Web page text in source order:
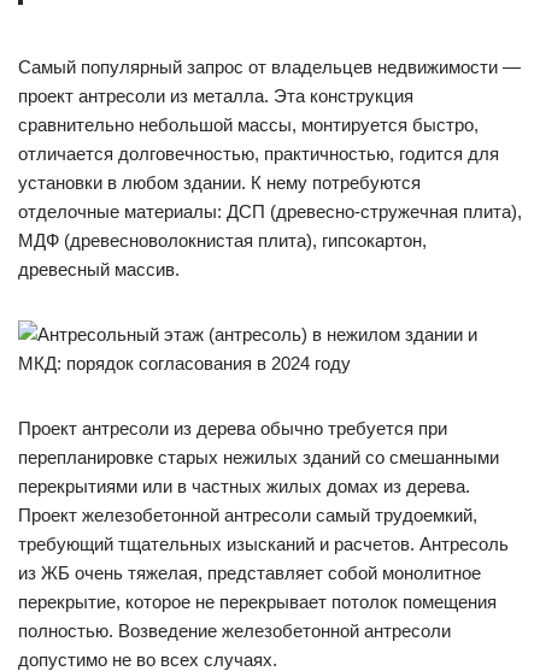
Самый популярный запрос от владельцев недвижимости —
проект антресоли из металла. Эта конструкция
сравнительно небольшой массы, монтируется быстро,
отличается долговечностью, практичностью, годится для
установки в любом здании. К нему потребуются
отделочные материалы: ДСП (древесно-стружечная плита),
МДФ (древесноволокнистая плита), гипсокартон,
древесный массив.
Проект антресоли из дерева обычно требуется при
перепланировке старых нежилых зданий со смешанными
перекрытиями или в частных жилых домах из дерева.
Проект железобетонной антресоли самый трудоемкий,
требующий тщательных изысканий и расчетов. Антресоль
из ЖБ очень тяжелая, представляет собой монолитное
перекрытие, которое не перекрывает потолок помещения
полностью. Возведение железобетонной антресоли
допустимо не во всех случаях.